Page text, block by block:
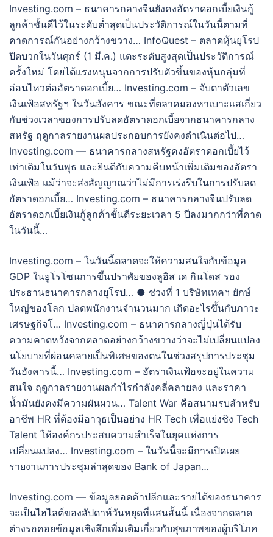
Investing.com – ธนาคารกลางจีนยังคงอัตราดอกเบี้ยเงินกู้
ลูกค้าชั้นดีไว้ในระดับต่ำสุดเป็นประวัติการณ์ในวันนี้ตามที่
คาดการณ์กันอย่างกว้างขวาง… InfoQuest – ตลาดหุ้นยุโรป
ปิดบวกในวันศุกร์ (1 มี.ค.) แตะระดับสูงสุดเป็นประวัติการณ์
ครั้งใหม่ โดยได้แรงหนุนจากการปรับตัวขึ้นของหุ้นกลุ่มที่
อ่อนไหวต่ออัตราดอกเบี้ย… Investing.com – จับตาตัวเลข
เงินเฟ้อสหรัฐฯ ในวันอังคาร ขณะที่ตลาดมองหาเบาะแสเกี่ยว
กับช่วงเวลาของการปรับลดอัตราดอกเบี้ยจากธนาคารกลาง
สหรัฐ ฤดูกาลรายงานผลประกอบการยังคงดำเนินต่อไป…
Investing.com — ธนาคารกลางสหรัฐคงอัตราดอกเบี้ยไว้
เท่าเดิมในวันพุธ และยินดีกับความคืบหน้าเพิ่มเติมของอัตรา
เงินเฟ้อ แม้ว่าจะส่งสัญญาณว่าไม่มีการเร่งรีบในการปรับลด
อัตราดอกเบี้ย… Investing.com – ธนาคารกลางจีนปรับลด
อัตราดอกเบี้ยเงินกู้ลูกค้าชั้นดีระยะเวลา 5 ปีลงมากกว่าที่คาด
ในวันนี้…
Investing.com – ในวันนี้ตลาดจะให้ความสนใจกับข้อมูล
GDP ในยูโรโซนการขึ้นปราศัยของลูอิส เด กินโดส รอง
ประธานธนาคารกลางยุโรป… ● ช่วงที่ 1 บริษัทเทคฯ ยักษ์
ใหญ่ของโลก ปลดพนักงานจำนวนมาก เกิดอะไรขึ้นกับภาวะ
เศรษฐกิจโ… Investing.com – ธนาคารกลางญี่ปุ่นได้รับ
ความคาดหวังจากตลาดอย่างกว้างขวางว่าจะไม่เปลี่ยนแปลง
นโยบายที่ผ่อนคลายเป็นพิเศษของตนในช่วงสรุปการประชุม
วันอังคารนี้… Investing.com – อัตราเงินเฟ้อจะอยู่ในความ
สนใจ ฤดูกาลรายงานผลกำไรกำลังคลี่คลายลง และราคา
น้ำมันยังคงมีความผันผวน… Talent War คือสนามรบสำหรับ
อาชีพ HR ที่ต้องมีอาวุธเป็นอย่าง HR Tech เพื่อแย่งชิง Tech
Talent ให้องค์กรประสบความสำเร็จในยุคแห่งการ
เปลี่ยนแปลง… Investing.com – ในวันนี้จะมีการเปิดเผย
รายงานการประชุมล่าสุดของ Bank of Japan…
Investing.com — ข้อมูลยอดค้าปลีกและรายได้ของธนาคาร
จะเป็นไฮไลต์ของสัปดาห์วันหยุดที่แสนสั้นนี้ เนื่องจากตลาด
ต่างรอคอยข้อมูลเชิงลึกเพิ่มเติมเกี่ยวกับสุขภาพของผู้บริโภค